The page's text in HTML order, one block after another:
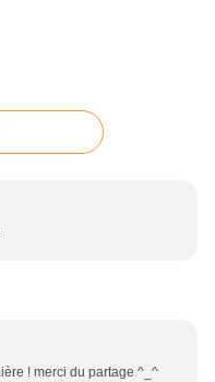
! merci du partage ^_^